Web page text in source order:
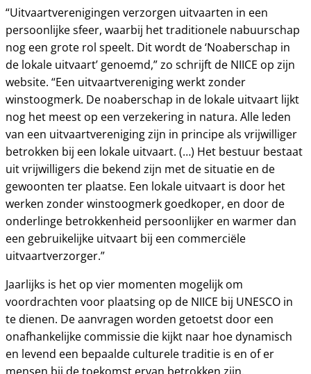
“Uitvaartverenigingen verzorgen uitvaarten in een
persoonlijke sfeer, waarbij het traditionele nabuurschap
nog een grote rol speelt. Dit wordt de ‘Noaberschap in
de lokale uitvaart’ genoemd,” zo schrijft de NIICE op zijn
website. “Een uitvaartvereniging werkt zonder
winstoogmerk. De noaberschap in de lokale uitvaart lijkt
nog het meest op een verzekering in natura. Alle leden
van een uitvaartvereniging zijn in principe als vrijwilliger
betrokken bij een lokale uitvaart. (…) Het bestuur bestaat
uit vrijwilligers die bekend zijn met de situatie en de
gewoonten ter plaatse. Een lokale uitvaart is door het
werken zonder winstoogmerk goedkoper, en door de
onderlinge betrokkenheid persoonlijker en warmer dan
een gebruikelijke uitvaart bij een commerciële
uitvaartverzorger.”
Jaarlijks is het op vier momenten mogelijk om
voordrachten voor plaatsing op de NIICE bij UNESCO in
te dienen. De aanvragen worden getoetst door een
onafhankelijke commissie die kijkt naar hoe dynamisch
en levend een bepaalde culturele traditie is en of er